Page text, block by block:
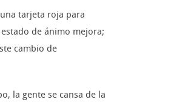
tarjeta roja para
de ánimo mejora;
cambio de
la gente se cansa de la